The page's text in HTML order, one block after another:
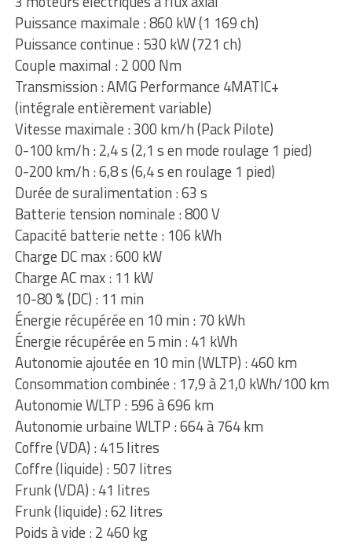
Puissance maximale : 860 kW (1 169 ch)
Puissance continue : 530 kW (721 ch)
Couple maximal : 2 000 Nm
Transmission : AMG Performance 4MATIC+
(intégrale entièrement variable)
Vitesse maximale : 300 km/h (Pack Pilote)
0-100 km/h : 2,4 s (2,1 s en mode roulage 1 pied)
0-200 km/h : 6,8 s (6,4 s en roulage 1 pied)
Durée de suralimentation : 63 s
Batterie tension nominale : 800 V
Capacité batterie nette : 106 kWh
Charge DC max : 600 kW
Charge AC max : 11 kW
10-80 % (DC) : 11 min
Énergie récupérée en 10 min : 70 kWh
Énergie récupérée en 5 min : 41 kWh
Autonomie ajoutée en 10 min (WLTP) : 460 km
Consommation combinée : 17,9 à 21,0 kWh/100 km
Autonomie WLTP : 596 à 696 km
Autonomie urbaine WLTP : 664 à 764 km
Coffre (VDA) : 415 litres
Coffre (liquide) : 507 litres
Frunk (VDA) : 41 litres
Frunk (liquide) : 62 litres
Poids à vide : 2 460 kg